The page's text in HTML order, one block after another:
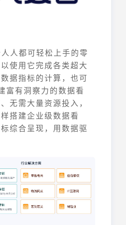
人都可轻松上手的零
使用它完成各类超大
据指标的计算，也可
富有洞察力的数据看
无需大量资源投入，
搭建企业级数据看
综合呈现，用数据驱